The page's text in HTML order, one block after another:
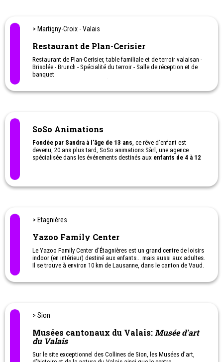
> Martigny-Croix - Valais
Restaurant de Plan-Cerisier
Restaurant de Plan-Cerisier, table familiale et de terroir valaisan -
Brisolée - Brunch - Spécialité du terroir - Salle de réception et de
banquet
demande).
SoSo Animations
Fondée par Sandra à l’âge de 13 ans, ce rêve d’enfant est
devenu, 20 ans plus tard, SoSo animations Sàrl, une agence
spécialisée dans les événements destinés aux enfants de 4 à 12
> Etagnières
Yazoo Family Center
Le Yazoo Family Center d’Étagnières est un grand centre de loisirs
indoor (en intérieur) destiné aux enfants… mais aussi aux adultes.
Il se trouve à environ 10 km de Lausanne, dans le canton de Vaud.
> Sion
Musées cantonaux du Valais:Musée d'art
du Valais
Sur le site exceptionnel des Collines de Sion, les Musées d’art,